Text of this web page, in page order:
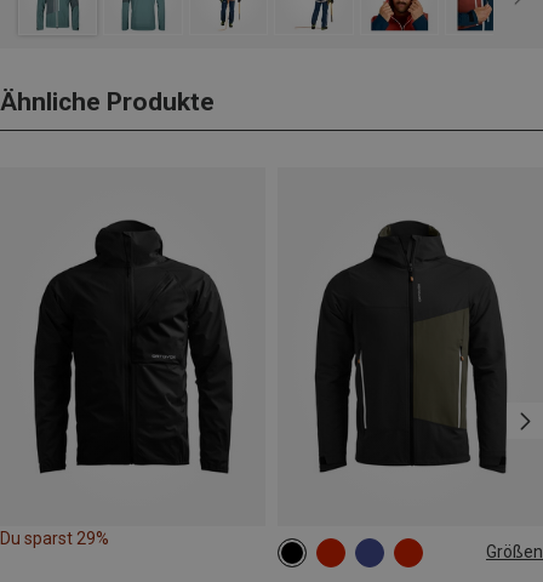
Ähnliche Produkte
Du sparst 29%
Größen
S M L XL XXL